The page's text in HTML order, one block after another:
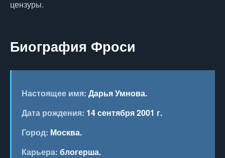
цензуры.
Биография Фроси
Настоящее имя: Дарья Умнова.
Дата рождения: 14 сентября 2001 г.
Город: Москва.
Карьера: блогерша.